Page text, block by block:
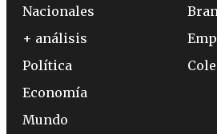
Nacionales
+ análisis
Política
Economía
Mundo